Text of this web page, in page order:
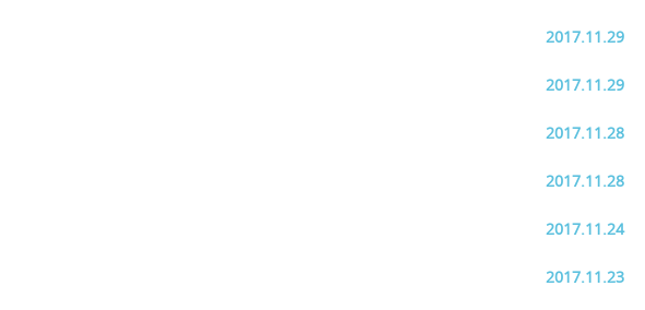
2017.11.29
2017.11.29
2017.11.28
2017.11.28
2017.11.24
2017.11.23